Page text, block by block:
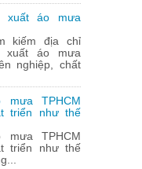
xuất áo mưa
kiếm địa chỉ
xuất áo mưa
nghiệp, chất
mưa TPHCM
triển như thế
mưa TPHCM
triển như thế